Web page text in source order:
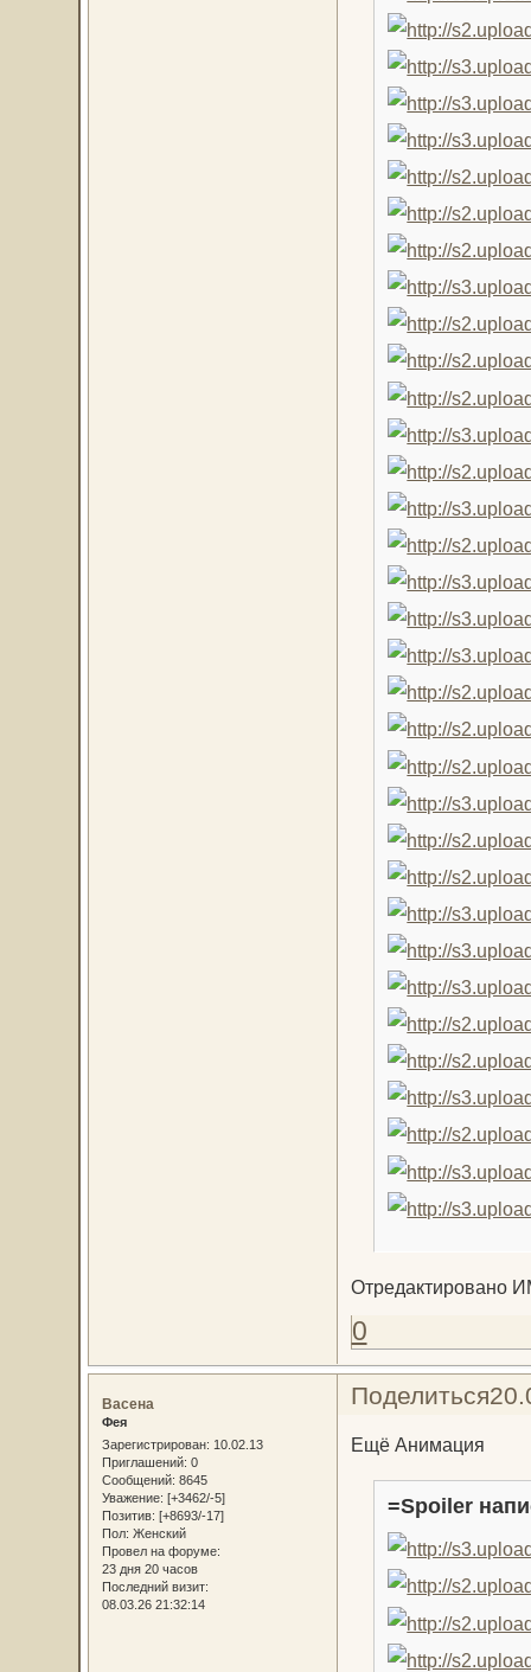
Отредактировано
0
Поделиться
Васена
Фея
Зарегистрирован: 10.02.13
Приглашений: 0
Сообщений: 8645
Уважение: [+3462/-5]
Позитив: [+8693/-17]
Пол: Женский
Провел на форуме:
23 дня 20 часов
Последний визит:
08.03.26 21:32:14
Ещё Анимация
=Spoiler